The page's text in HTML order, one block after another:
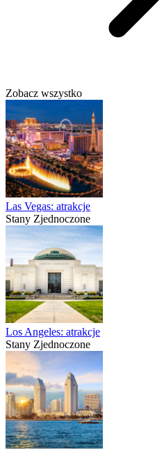
Zobacz wszystko
Las Vegas: atrakcje
Stany Zjednoczone
Los Angeles: atrakcje
Stany Zjednoczone